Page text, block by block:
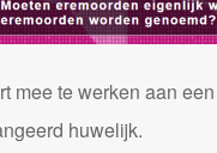
mee te werken aan een
huwelijk.